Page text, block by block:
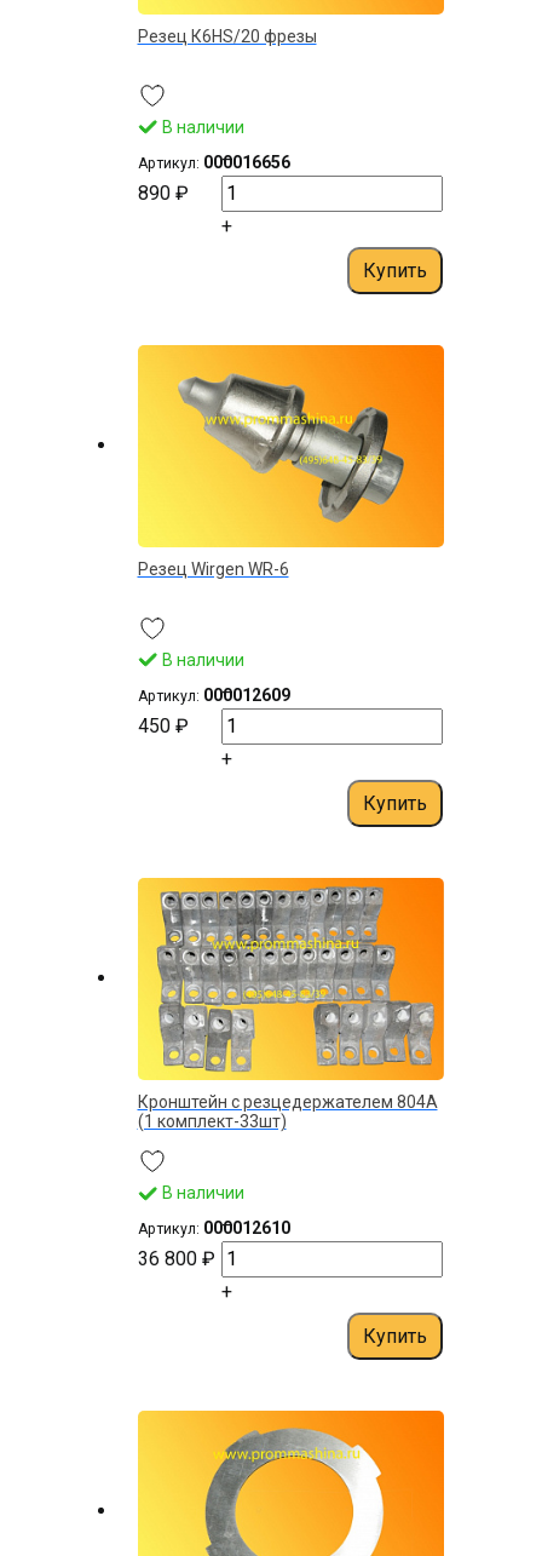
Резец К6HS/20 фрезы
В наличии
Артикул: 000016656
890 ₽
–
+
Купить
Резец Wirgen WR-6
В наличии
Артикул: 000012609
450 ₽
–
+
Купить
Кронштейн с резцедержателем 804А
(1 комплект-33шт)
В наличии
Артикул: 000012610
36 800 ₽
–
+
Купить